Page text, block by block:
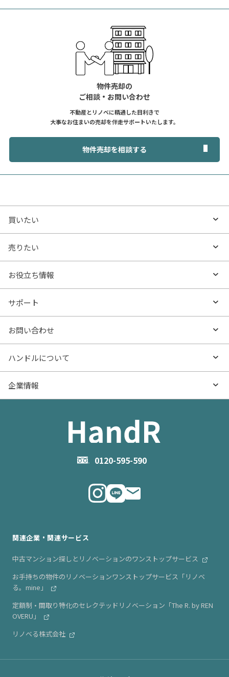
物件売却の
ご相談・お問い合わせ
不動産とリノベに精通した目利きで
大事なお住まいの売却を伴走サポートいたします。
物件売却を相談する
0120-595-590
買いたい
買いたいTOP
沿線・駅から探す
特集から探す
価格更新した物件
物件一覧
売りたい
売りたいTOP
AI査定
売却サービス
お役立ち記事（売却）
お役立ち情報
お役立ち情報TOP
- マンションの基礎知識
- マンション売却
- お金のこと
- 住まいの手引き サイトマップ
サポート
よくあるご質問
お問い合わせ
物件購入のご相談
住み替えのご相談
物件掲載に関するお問い合わせ
ハンドルについて
ハンドルとは
企業情報
関連企業・関連サービス
中古マンション探しとリノベーションのワンストップサービス
お手持ちの物件のリノベーションワンストップサービス「リノベ
る。mine」
定額制・間取り特化のセレクテッドリノベーション「The R. by REN
OVERU」
リノベる株式会社